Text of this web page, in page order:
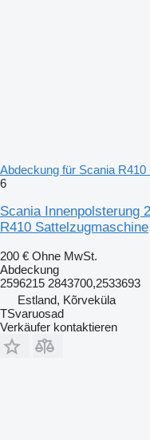
Abdeckung für Scania
6
Scania Innenpolsterung
R410 Sattelzugmaschine
200 € Ohne MwSt.
Abdeckung
2596215 2843700,2533693
Estland, Kõrveküla
TSvaruosad
Verkäufer kontaktieren